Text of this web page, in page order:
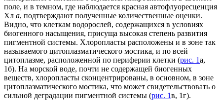
поле, и в темном, где наблюдается красная автофлуоресценция
Хл а, подтверждают полученные количественные оценки.
Видно, что клеткам водорослей, содержащихся в условиях
биогенного насыщения, присуща высокая степень развития
пигментной системы. Хлоропласты расположены и в зоне так
называемого цитоплазматического мостика, и по всей
цитоплазме, расположенной по периферии клетки (рис. 1а,
1б). На морской воде, почти не содержащей биогенных
веществ, хлоропласты сконцентрированы, в основном, в зоне
цитоплазматического мостика, что может свидетельствовать о
сильной деградации пигментной системы (рис. 1в, 1г).